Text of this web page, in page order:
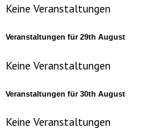
Keine Veranstaltungen
Veranstaltungen für29th August
Keine Veranstaltungen
Veranstaltungen für30th August
Keine Veranstaltungen